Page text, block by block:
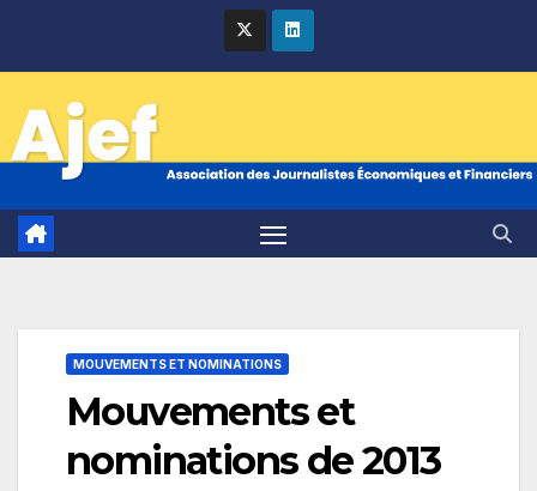
MOUVEMENTS ET NOMINATIONS
Mouvements et
nominations de 2013